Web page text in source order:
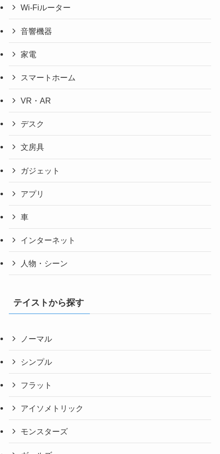
Wi-Fiルーター
音響機器
家電
スマートホーム
VR・AR
デスク
文房具
ガジェット
アプリ
車
インターネット
人物・シーン
テイストから探す
ノーマル
シンプル
フラット
アイソメトリック
モンスターズ